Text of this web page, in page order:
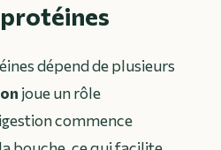
dépend de plusieurs
joue un rôle
commence